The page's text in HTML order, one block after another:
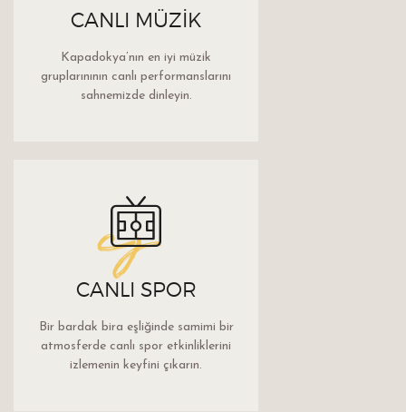
CANLI MÜZIK
Kapadokya’nın en iyi müzik
gruplarınının canlı performanslarını
sahnemizde dinleyin.
cs
CANLI SPOR
Bir bardak bira eşliğinde samimi bir
atmosferde canlı spor etkinliklerini
izlemenin keyfini çıkarın.